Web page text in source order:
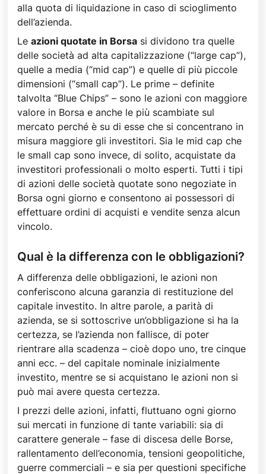
alla quota di liquidazione in caso di scioglimento
dell’azienda.
Le azioni quotate in Borsa si dividono tra quelle
delle società ad alta capitalizzazione (“large cap”),
quelle a media (“mid cap”) e quelle di più piccole
dimensioni (“small cap”). Le prime – definite
talvolta “Blue Chips” – sono le azioni con maggiore
valore in Borsa e anche le più scambiate sul
mercato perché è su di esse che si concentrano in
misura maggiore gli investitori. Sia le mid cap che
le small cap sono invece, di solito, acquistate da
investitori professionali o molto esperti. Tutti i tipi
di azioni delle società quotate sono negoziate in
Borsa ogni giorno e consentono ai possessori di
effettuare ordini di acquisti e vendite senza alcun
vincolo.
Qual è la differenza con le obbligazioni?
A differenza delle obbligazioni, le azioni non
conferiscono alcuna garanzia di restituzione del
capitale investito. In altre parole, a parità di
azienda, se si sottoscrive un’obbligazione si ha la
certezza, se l’azienda non fallisce, di poter
rientrare alla scadenza – cioè dopo uno, tre cinque
anni ecc. – del capitale nominale inizialmente
investito, mentre se si acquistano le azioni non si
può mai avere questa certezza.
I prezzi delle azioni, infatti, fluttuano ogni giorno
sui mercati in funzione di tante variabili: sia di
carattere generale – fase di discesa delle Borse,
rallentamento dell’economia, tensioni geopolitiche,
guerre commerciali – e sia per questioni specifiche